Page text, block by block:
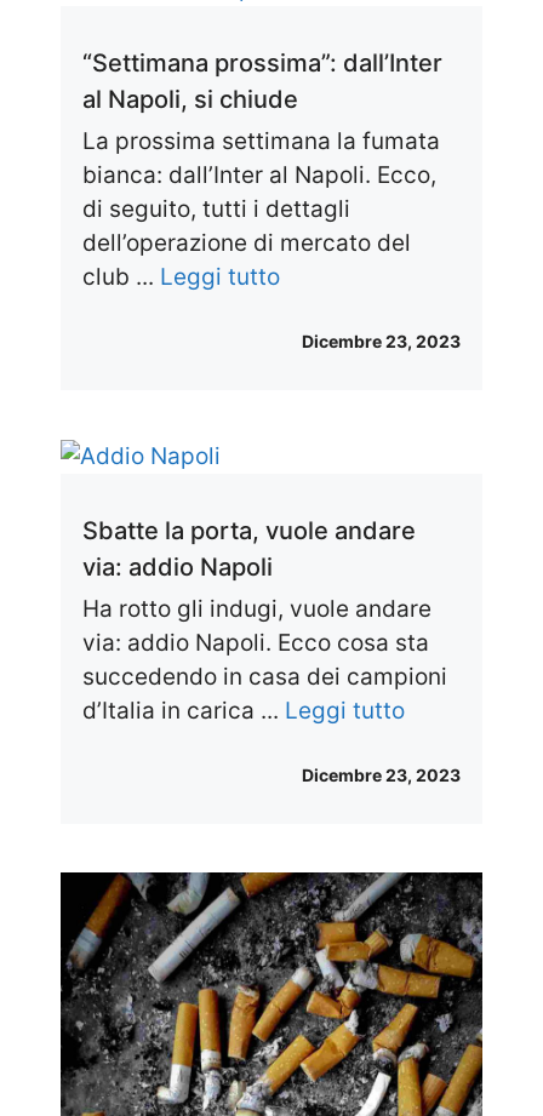
“Settimana prossima”: dall’Inter
al Napoli, si chiude
La prossima settimana la fumata
bianca: dall’Inter al Napoli. Ecco,
di seguito, tutti i dettagli
dell’operazione di mercato del
club ... Leggi tutto
Dicembre 23, 2023
Sbatte la porta, vuole andare
via: addio Napoli
Ha rotto gli indugi, vuole andare
via: addio Napoli. Ecco cosa sta
succedendo in casa dei campioni
d’Italia in carica ... Leggi tutto
Dicembre 23, 2023